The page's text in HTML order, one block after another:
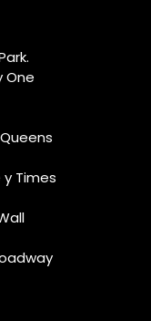
One
y Times